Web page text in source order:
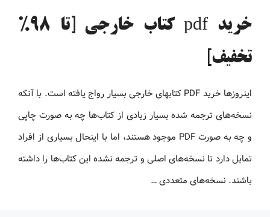
خرید pdf کتاب خارجی [تا 98%
تخفیف]
اینروزها خرید PDF کتاب‎های خارجی بسیار رواج یافته است. با آنکه
نسخه‌های ترجمه شده بسیار زیادی از کتاب‌ها چه به صورت چاپی
و چه به صورت PDF موجود هستند، اما با اینحال بسیاری از افراد
تمایل دارد تا نسخه‌های اصلی و ترجمه نشده این کتاب‌ها را داشته
باشند. نسخه‌های متعددی …